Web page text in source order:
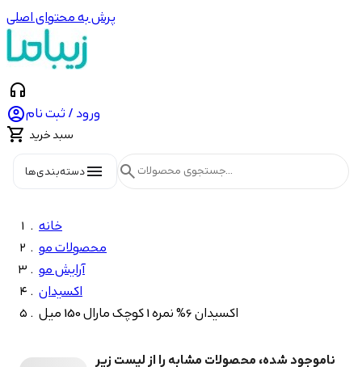
پرش به محتوای اصلی
headphones
ورود / ثبت نام
 سبد خرید
menuدسته‌بندی‌ها search
خانه
محصولات مو
آرایش مو
اکسیدان
اکسیدان 6% نمره 1 کوچک مارال 150 میل
ناموجود شده، محصولات مشابه را از لیست زیر